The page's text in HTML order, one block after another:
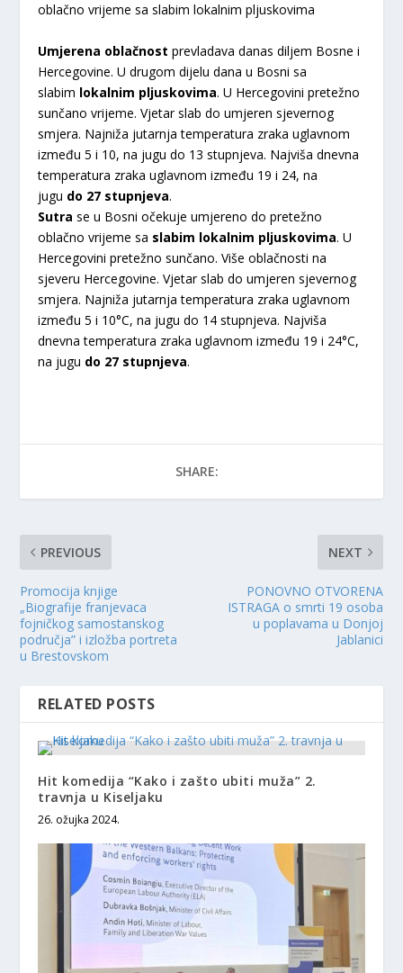
oblačno vrijeme sa slabim lokalnim pljuskovima
Umjerena oblačnost prevladava danas diljem Bosne i
Hercegovine. U drugom dijelu dana u Bosni sa
slabim lokalnim pljuskovima. U Hercegovini pretežno
sunčano vrijeme. Vjetar slab do umjeren sjevernog
smjera. Najniža jutarnja temperatura zraka uglavnom
između 5 i 10, na jugu do 13 stupnjeva. Najviša dnevna
temperatura zraka uglavnom između 19 i 24, na
jugu do 27 stupnjeva.
Sutrase u Bosni očekuje umjereno do pretežno
oblačno vrijeme sa slabim lokalnim pljuskovima. U
Hercegovini pretežno sunčano. Više oblačnosti na
sjeveru Hercegovine. Vjetar slab do umjeren sjevernog
smjera. Najniža jutarnja temperatura zraka uglavnom
između 5 i 10°C, na jugu do 14 stupnjeva. Najviša
dnevna temperatura zraka uglavnom između 19 i 24°C,
na jugu do 27 stupnjeva.
SHARE:
PREVIOUS
Promocija knjige
„Biografije franjevaca
fojničkog samostanskog
područja” i izložba portreta
u Brestovskom
NEXT
PONOVNO OTVORENA
ISTRAGA o smrti 19 osoba
u poplavama u Donjoj
Jablanici
RELATED POSTS
Hit komedija “Kako i zašto ubiti muža” 2.
travnja u Kiseljaku
26. ožujka 2024.